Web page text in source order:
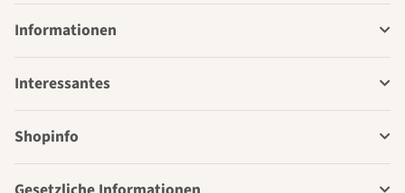
Informationen
Interessantes
Shopinfo